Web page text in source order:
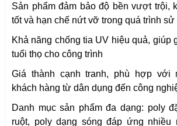
Sản phẩm đảm bảo độ bền vượt trội,
tốt và hạn chế nứt vỡ trong quá trình sử
Khả năng chống tia UV hiệu quả, giúp
tuổi thọ cho công trình
Giá thành cạnh tranh, phù hợp với
khách hàng từ dân dụng đến công
Danh mục sản phẩm đa dạng: poly
ruột, poly dạng sóng đáp ứng nhiều